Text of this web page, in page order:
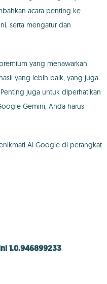
acara penting ke
serta mengatur dan
yang menawarkan
yang lebih baik, yang juga
juga untuk diperhatikan
Gemini, Anda harus
AI Google di perangkat
1.0.946899233